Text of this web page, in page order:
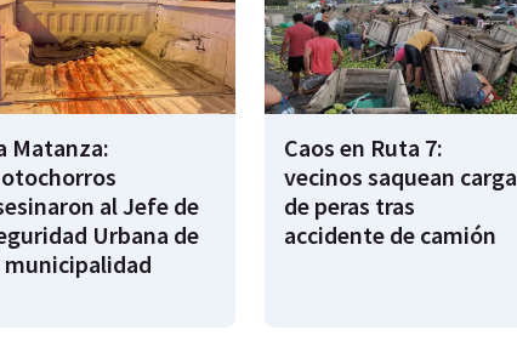
Matanza:
al Jefe de
Urbana de
municipalidad
Caos en Ruta 7:
vecinos saquean carga
de peras tras
accidente de camión